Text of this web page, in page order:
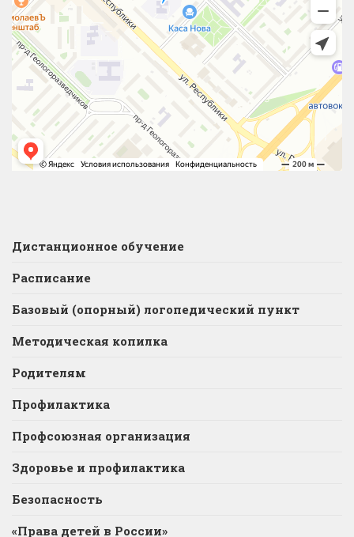
Дистанционное обучение
Расписание
Базовый (опорный) логопедический пункт
Методическая копилка
Родителям
Профилактика
Профсоюзная организация
Здоровье и профилактика
Безопасность
«Права детей в России»